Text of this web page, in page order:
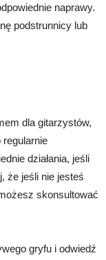
naprawy.
podstrunnicy lub
dla gitarzystów,
regularnie
działania, jeśli
że jeśli nie jesteś
skonsultować
gryfu i odwiedź